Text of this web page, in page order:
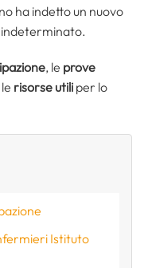
ha indetto un nuovo
, le prove
risorse utili per lo
Istituto